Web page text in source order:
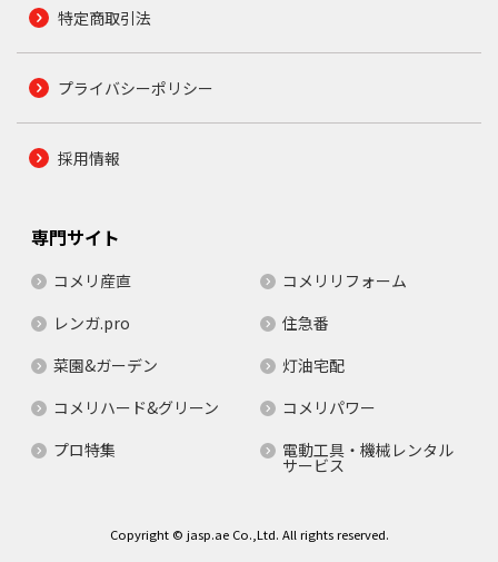
特定商取引法
プライバシーポリシー
採用情報
専門サイト
コメリ産直
コメリリフォーム
レンガ.pro
住急番
菜園&ガーデン
灯油宅配
コメリハード&グリーン
コメリパワー
プロ特集
電動工具・機械レンタル
サービス
Copyright © jasp.ae Co.,Ltd. All rights reserved.